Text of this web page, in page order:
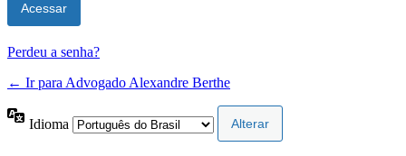
Perdeu a senha?
← Ir para Advogado Alexandre Berthe
Idioma